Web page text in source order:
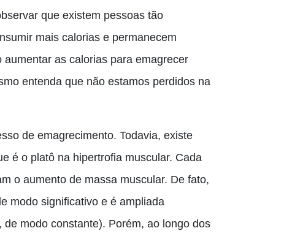
que existem pessoas tão
mais calorias e permanecem
as calorias para emagrecer
entenda que não estamos perdidos na
de emagrecimento. Todavia, existe
é o platô na hipertrofia muscular. Cada
o aumento de massa muscular. De fato,
modo significativo e é ampliada
modo constante). Porém, ao longo dos